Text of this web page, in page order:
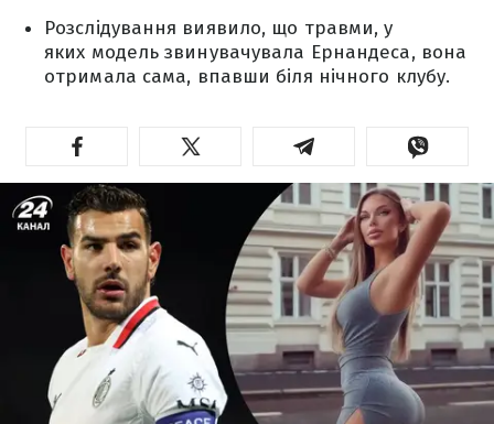
Розслідування виявило, що травми, у
яких модель звинувачувала Ернандеса, вона
отримала сама, впавши біля нічного клубу.